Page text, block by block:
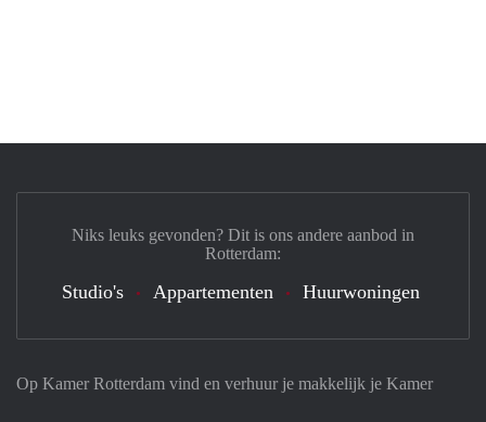
Op Kamer Rotterdam vind en verhuur je makkelijk je Kamer
Niks leuks gevonden? Dit is ons andere aanbod in
Rotterdam:
Studio's Appartementen Huurwoningen